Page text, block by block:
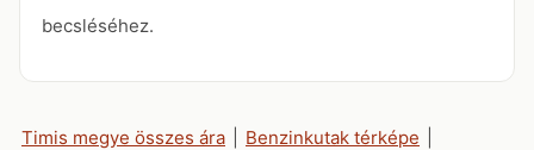
becsléséhez.
Timis megye összes ára Benzinkutak térképe